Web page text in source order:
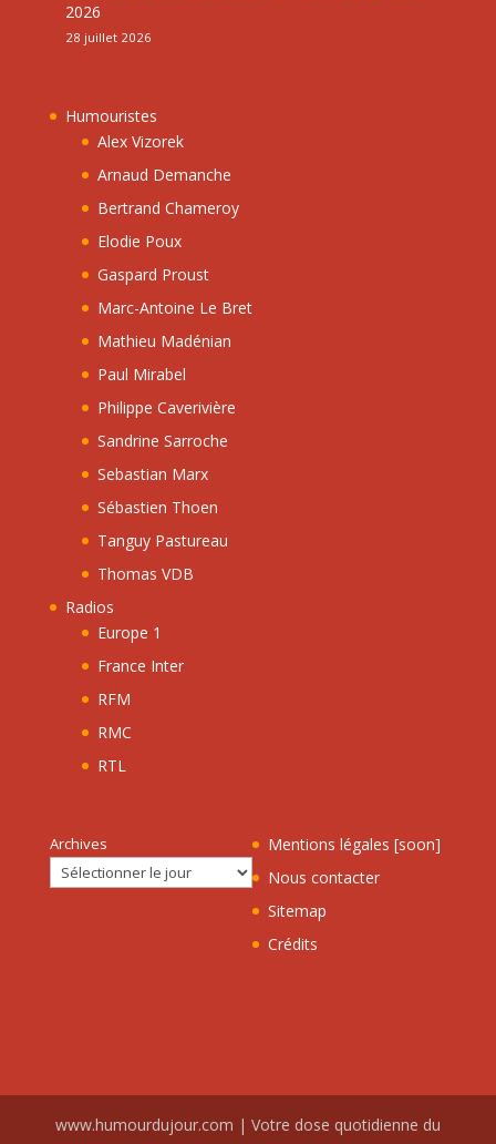
2026
28 juillet 2026
Humouristes
Alex Vizorek
Arnaud Demanche
Bertrand Chameroy
Elodie Poux
Gaspard Proust
Marc-Antoine Le Bret
Mathieu Madénian
Paul Mirabel
Philippe Caverivière
Sandrine Sarroche
Sebastian Marx
Sébastien Thoen
Tanguy Pastureau
Thomas VDB
Radios
Europe 1
France Inter
RFM
RMC
RTL
Archives
Mentions légales [soon]
Nous contacter
Sitemap
Crédits
www.humourdujour.com | Votre dose quotidienne du